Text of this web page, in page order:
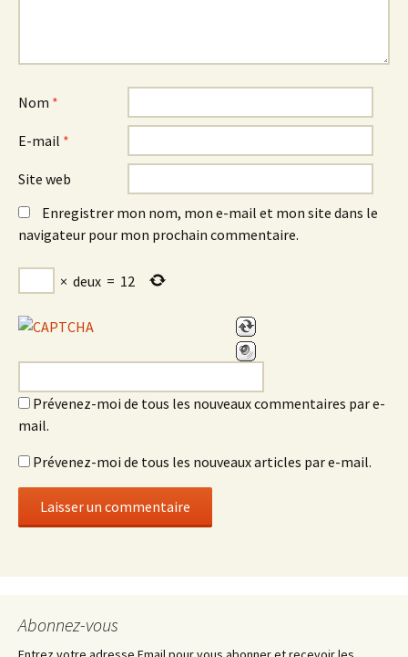
Nom *
E-mail *
Site web
Enregistrer mon nom, mon e-mail et mon site dans le
navigateur pour mon prochain commentaire.
× deux = 12
Prévenez-moi de tous les nouveaux commentaires par e-
mail.
Prévenez-moi de tous les nouveaux articles par e-mail.
Abonnez-vous